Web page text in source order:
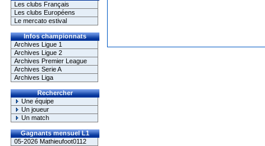
Les clubs Français
Les clubs Européens
Le mercato estival
Infos championnats
Archives Ligue 1
Archives Ligue 2
Archives Premier League
Archives Serie A
Archives Liga
Rechercher
Une équipe
Un joueur
Un match
Gagnants mensuel L1
05-2026 Mathieufoot0112